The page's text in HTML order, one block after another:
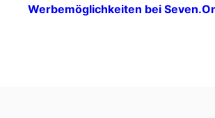
Werbemöglichkeiten bei